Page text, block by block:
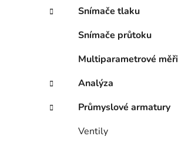
í
e
l
Snímače tlaku
Snímače průtoku
Multiparametrové
Analýza
Průmyslové armatury
Ventily